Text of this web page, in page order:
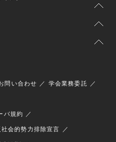
問い合わせ 学会業務委託
バ規約
社会的勢力排除宣言